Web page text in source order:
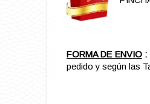
FORMA DE ENVIO:
pedido y según las